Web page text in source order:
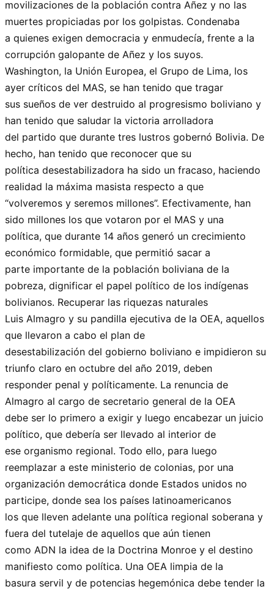
movilizaciones de la población contra Añez y no las
muertes propiciadas por los golpistas. Condenaba
a quienes exigen democracia y enmudecía, frente a la
corrupción galopante de Añez y los suyos.
Washington, la Unión Europea, el Grupo de Lima, los
ayer críticos del MAS, se han tenido que tragar
sus sueños de ver destruido al progresismo boliviano y
han tenido que saludar la victoria arrolladora
del partido que durante tres lustros gobernó Bolivia. De
hecho, han tenido que reconocer que su
política desestabilizadora ha sido un fracaso, haciendo
realidad la máxima masista respecto a que
“volveremos y seremos millones”. Efectivamente, han
sido millones los que votaron por el MAS y una
política, que durante 14 años generó un crecimiento
económico formidable, que permitió sacar a
parte importante de la población boliviana de la
pobreza, dignificar el papel político de los indígenas
bolivianos. Recuperar las riquezas naturales
Luis Almagro y su pandilla ejecutiva de la OEA, aquellos
que llevaron a cabo el plan de
desestabilización del gobierno boliviano e impidieron su
triunfo claro en octubre del año 2019, deben
responder penal y políticamente. La renuncia de
Almagro al cargo de secretario general de la OEA
debe ser lo primero a exigir y luego encabezar un juicio
político, que debería ser llevado al interior de
ese organismo regional. Todo ello, para luego
reemplazar a este ministerio de colonias, por una
organización democrática donde Estados unidos no
participe, donde sea los países latinoamericanos
los que lleven adelante una política regional soberana y
fuera del tutelaje de aquellos que aún tienen
como ADN la idea de la Doctrina Monroe y el destino
manifiesto como política. Una OEA limpia de la
basura servil y de potencias hegemónica debe tender la